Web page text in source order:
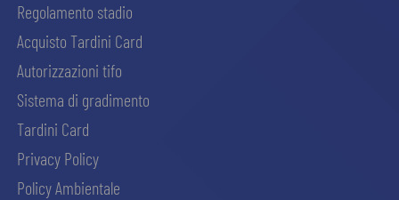
Regolamento stadio
Acquisto Tardini Card
Autorizzazioni tifo
Sistema di gradimento
Tardini Card
Privacy Policy
Policy Ambientale